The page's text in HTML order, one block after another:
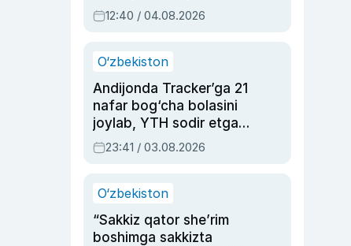
intellektni boshqara
olmay qolishidan xavotir
12:40 / 04.08.2026
O‘zbekiston
Andijonda Tracker’ga 21
nafar bog‘cha bolasini
joylab, YTH sodir etgan
ayolga sud hukmi o‘qildi
23:41 / 03.08.2026
O‘zbekiston
“Sakkiz qator she’rim
boshimga sakkizta